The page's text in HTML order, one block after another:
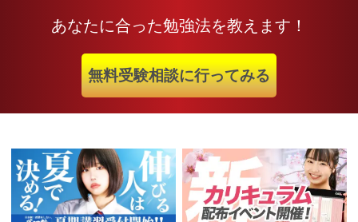
あなたに合った勉強法を教えます！
無料受験相談に行ってみる